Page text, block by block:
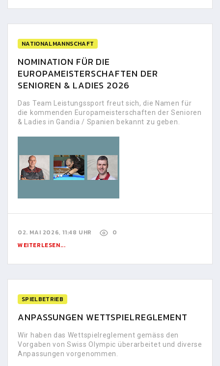
NATIONALMANNSCHAFT
NOMINATION FÜR DIE
EUROPAMEISTERSCHAFTEN DER
SENIOREN & LADIES 2026
Das Team Leistungssport freut sich, die Namen für
die kommenden Europameisterschaften der Senioren
& Ladies in Gandia / Spanien bekannt zu geben.
02. MAI 2026, 11:48 UHR
0
WEITERLESEN...
SPIELBETRIEB
ANPASSUNGEN WETTSPIELREGLEMENT
Wir haben das Wettspielreglement gemäss den
Vorgaben von Swiss Olympic überarbeitet und diverse
Anpassungen vorgenommen.